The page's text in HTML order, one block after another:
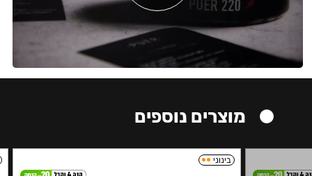
מוצרים נוספים
בינוני